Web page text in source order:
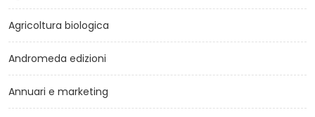
Agricoltura biologica
Andromeda edizioni
Annuari e marketing